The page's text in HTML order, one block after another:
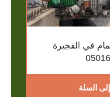
في الفجيرة
السلة